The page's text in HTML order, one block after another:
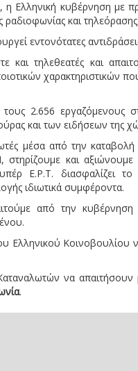
η Ελληνική κυβέρνηση με
ραδιοφωνίας και
εντονότατες
και τηλεθεατές και
χαρακτηριστικών
2.656 εργαζόμενους
και των ειδήσεων της
μέσα από την
στηρίζουμε και
Ε.Ρ.Τ. διασφαλίζει
ιδιωτικά συμφέροντα.
από την
Ελληνικού Κοινοβουλίου
να
.